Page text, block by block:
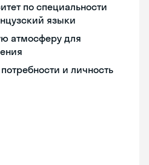
по специальности
языки
атмосферу для
и личность